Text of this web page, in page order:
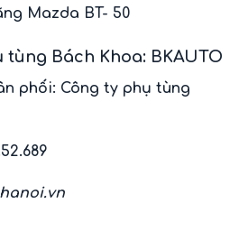
Mazda BT- 50
tùng Bách Khoa: BKAUTO
phối: Công ty phụ tùng